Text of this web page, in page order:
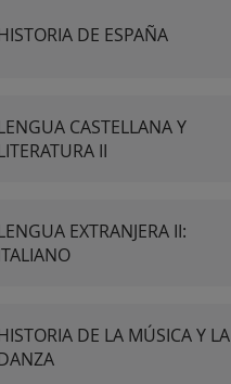
DE ESPAÑA
CASTELLANA Y
II
EXTRANJERA II:
DE LA MÚSICA Y LA